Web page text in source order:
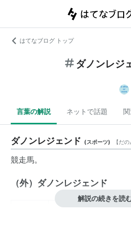
はてなブログ トップ
ダノンレジ
言葉の解説 ネットで話題
ダノンレジェンド (スポーツ) 【だ
競走馬。
（外）ダノンレジェンド
2010年2月24日
解説の続きを読